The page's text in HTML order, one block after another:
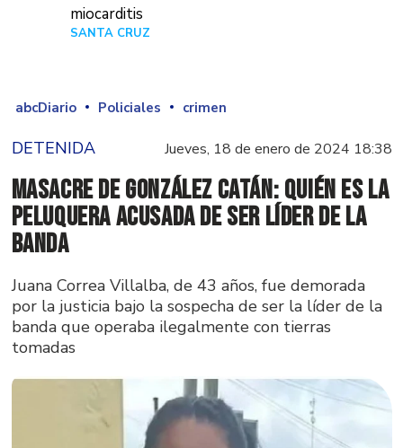
miocarditis
SANTA CRUZ
abcDiario Policiales crimen
DETENIDA Jueves, 18 de enero de 2024 18:38
Masacre de González Catán: Quién es la
peluquera acusada de ser líder de la
banda
Juana Correa Villalba, de 43 años, fue demorada
por la justicia bajo la sospecha de ser la líder de la
banda que operaba ilegalmente con tierras
tomadas